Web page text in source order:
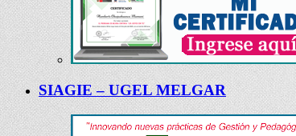
SIAGIE – UGEL MELGAR